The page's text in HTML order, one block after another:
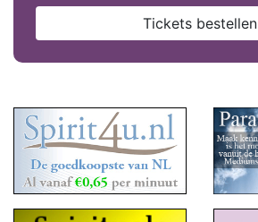
Tickets bestellen